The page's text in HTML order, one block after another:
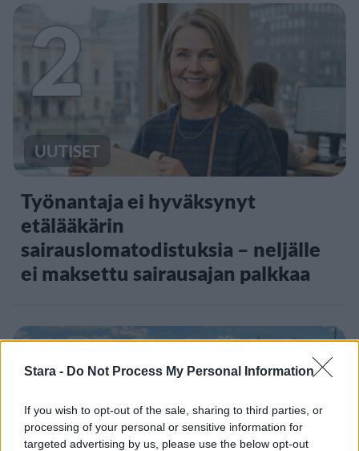
Stara - Do Not Process My Personal Information
If you wish to opt-out of the sale, sharing to third parties, or
processing of your personal or sensitive information for
targeted advertising by us, please use the below opt-out
2
UUTISET
Työnantaja ei hyväksynyt
etälääkärin
sairauslomatodistuksia – neljälle
ei maksettu sairausajan palkkaa
3